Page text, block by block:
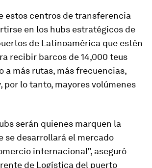
estos centros de transferencia
en los hubs estratégicos de
de Latinoamérica que estén
recibir barcos de 14,000 teus
a más rutas, más frecuencias,
por lo tanto, mayores volúmenes
serán quienes marquen la
se desarrollará el mercado
internacional”, aseguró
de Logística del puerto